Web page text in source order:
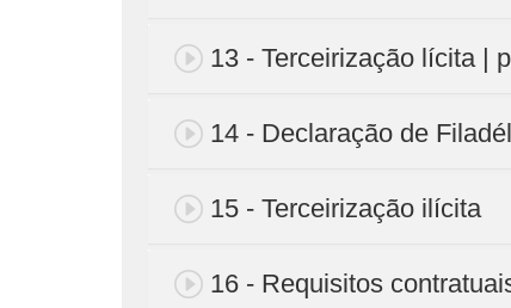
13 - Terceirização lícita |
14 - Declaração de
15 - Terceirização ilícita
16 - Requisitos